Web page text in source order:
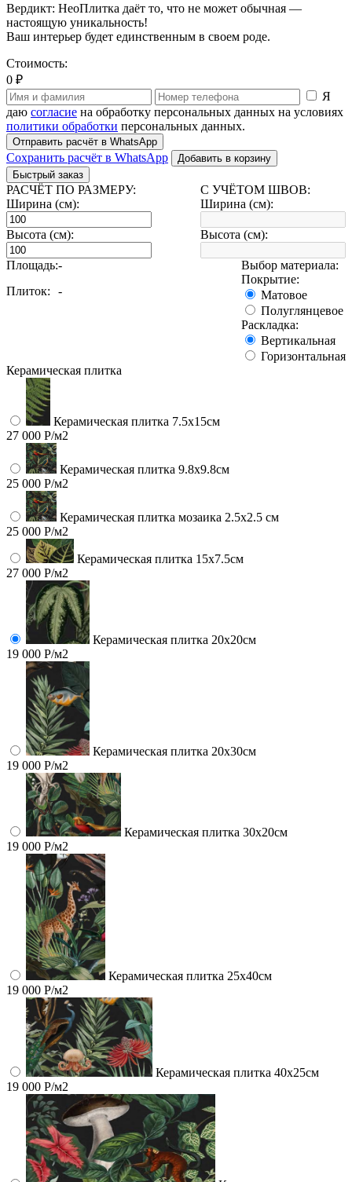
Вердикт: НеоПлитка даёт то, что не может обычная —
настоящую уникальность!
Ваш интерьер будет единственным в своем роде.
Стоимость:
0 ₽
Я
даю согласие на обработку персональных данных на условиях
политики обработки персональных данных.
Отправить расчёт в WhatsApp
Сохранить расчёт в WhatsApp
Добавить в корзину
Быстрый заказ
РАСЧЁТ ПО РАЗМЕРУ:
Ширина (см):
Высота (см):
С УЧЁТОМ ШВОВ:
Ширина (см):
Высота (см):
Площадь:-
Плиток:
-
Выбор материала:
Покрытие:
Матовое
Полуглянцевое
Раскладка:
Вертикальная
Горизонтальная
Керамическая плитка
Керамическая плитка 7.5х15см
27 000 Р/м2
Керамическая плитка 9.8x9.8см
25 000 Р/м2
Керамическая плитка мозаика 2.5x2.5 см
25 000 Р/м2
Керамическая плитка 15х7.5см
27 000 Р/м2
Керамическая плитка 20х20см
19 000 Р/м2
Керамическая плитка 20х30см
19 000 Р/м2
Керамическая плитка 30х20см
19 000 Р/м2
Керамическая плитка 25х40см
19 000 Р/м2
Керамическая плитка 40х25см
19 000 Р/м2